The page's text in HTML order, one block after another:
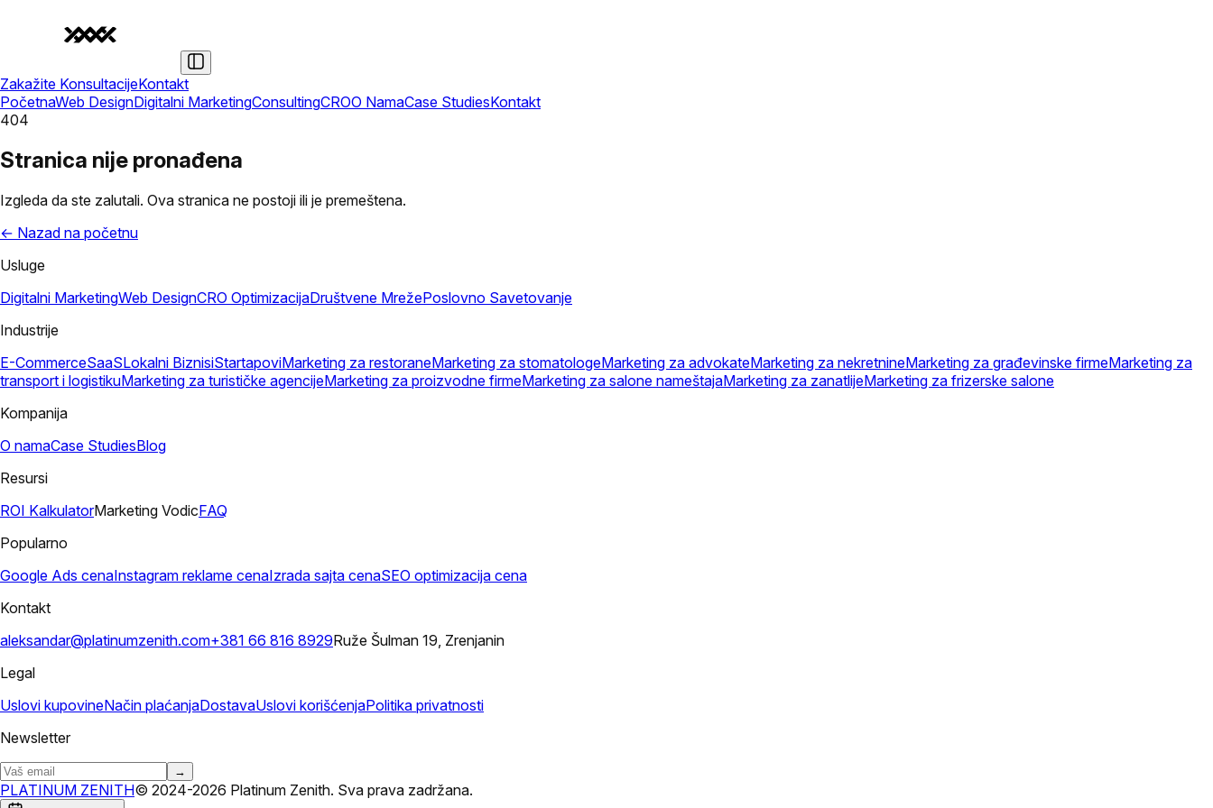
Zakažite KonsultacijeKontakt
PočetnaWeb DesignDigitalni MarketingConsultingCROO NamaCase StudiesKontakt
404
Stranica nije pronađena
Izgleda da ste zalutali. Ova stranica ne postoji ili je premeštena.
← Nazad na početnu
Usluge
Digitalni MarketingWeb DesignCRO OptimizacijaDruštvene MrežePoslovno Savetovanje
Industrije
E-CommerceSaaSLokalni BiznisiStartapoviMarketing za restoraneMarketing za stomatologeMarketing za advokateMarketing za nekretnineMarketing za građevinske firmeMarketing za
transport i logistikuMarketing za turističke agencijeMarketing za proizvodne firmeMarketing za salone nameštajaMarketing za zanatlijeMarketing za frizerske salone
Kompanija
O namaCase StudiesBlog
Resursi
ROI KalkulatorMarketing VodicFAQ
Popularno
Google Ads cenaInstagram reklame cenaIzrada sajta cenaSEO optimizacija cena
Kontakt
aleksandar@platinumzenith.com+381 66 816 8929Ruže Šulman 19, Zrenjanin
Legal
Uslovi kupovineNačin plaćanjaDostavaUslovi korišćenjaPolitika privatnosti
Newsletter
→
PLATINUM ZENITH© 2024-2026 Platinum Zenith. Sva prava zadržana.